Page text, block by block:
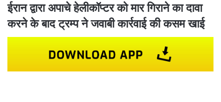
ईरान द्वारा अपाचे हेलीकॉप्टर को मार गिराने का दावा
करने के बाद ट्रम्प ने जवाबी कार्रवाई की कसम खाई